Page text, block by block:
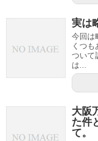
実は
今回は
くつ
ついて
は...
大阪
た件
て。